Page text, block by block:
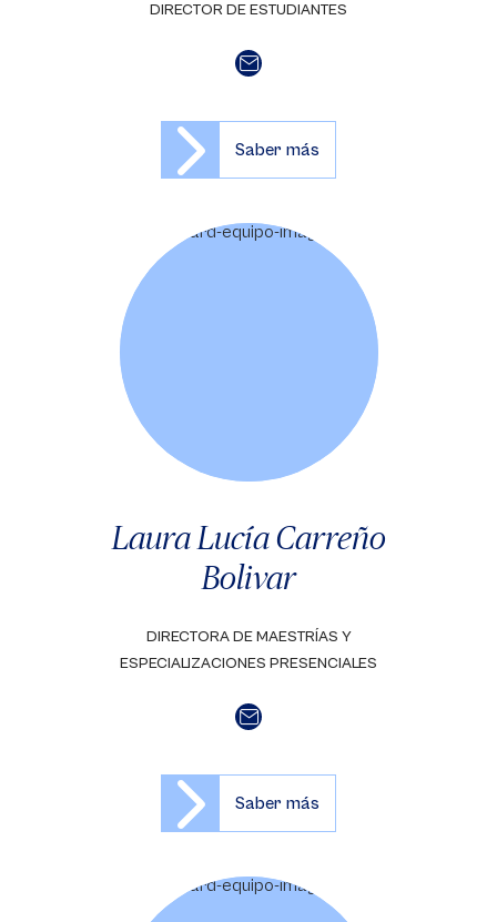
DIRECTOR DE ESTUDIANTES
Saber más
Laura Lucía Carreño
Bolivar
DIRECTORA DE MAESTRÍAS Y
ESPECIALIZACIONES PRESENCIALES
Saber más